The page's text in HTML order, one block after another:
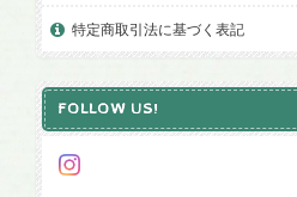
特定商取引法に基づく表記
FOLLOW US!